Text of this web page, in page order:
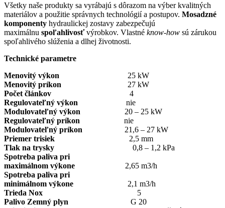
Všetky naše produkty sa vyrábajú s dôrazom na výber kvalitných
materiálov a použitie správnych technológií a postupov. Mosadzné
komponenty hydraulickej zostavy zabezpečujú
maximálnu spoľahlivosťvýrobkov. Vlastné know-how sú zárukou
spoľahlivého slúženia a dlhej životnosti.
Technické parametre
Menovitý výkon 25 kW
Menovitý príkon 27 kW
Počet článkov 4
Regulovateľný výkon nie
Modulovateľný výkon 20 – 25 kW
Regulovateľný príkon nie
Modulovateľný príkon 21,6 – 27 kW
Priemer trisiek 2,5 mm
Tlak na trysky 0,8 – 1,2 kPa
Spotreba paliva pri
maximálnom výkone 2,65 m3/h
Spotreba paliva pri
minimálnom výkone 2,1 m3/h
Trieda Nox 5
Palivo Zemný plyn G 20